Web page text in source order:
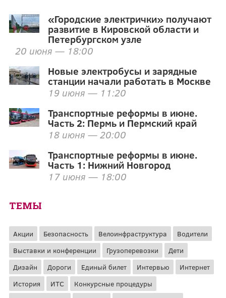
«Городские электрички» получают
развитие в Кировской области и
Петербургском узле
20 июня — 18:00
Новые электробусы и зарядные
станции начали работать в Москве
19 июня — 11:20
Транспортные реформы в июне.
Часть 2: Пермь и Пермский край
18 июня — 20:00
Транспортные реформы в июне.
Часть 1: Нижний Новгород
17 июня — 18:00
ТЕМЫ
Акции Безопасность Велоинфраструктура
Водители
Выставки и конференции
Грузоперевозки
Дети
Дизайн
Дороги Единый билет Интервью
Интернет
История
ИТС
Конкурсные процедуры